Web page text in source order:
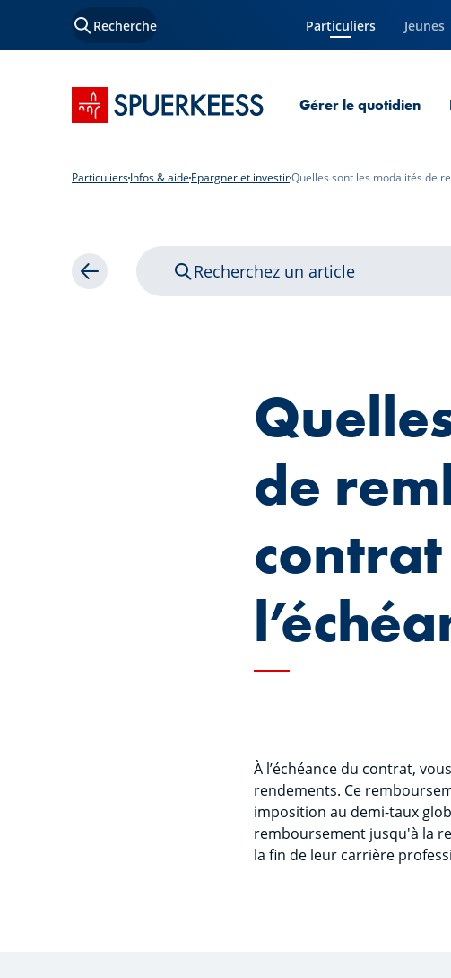
Recherche Particuliers
Page courante Jeunes
Accueil SPUERKEESS Gérer le quotidien
ParticuliersInfos & aide Epargner et investirQuelles sont les modalités de
Retour Recherchez un article
de
contrat
À l’échéance du contrat,
rendements. Ce
imposition au demi-taux
remboursement jusqu'à la
la fin de leur carrière